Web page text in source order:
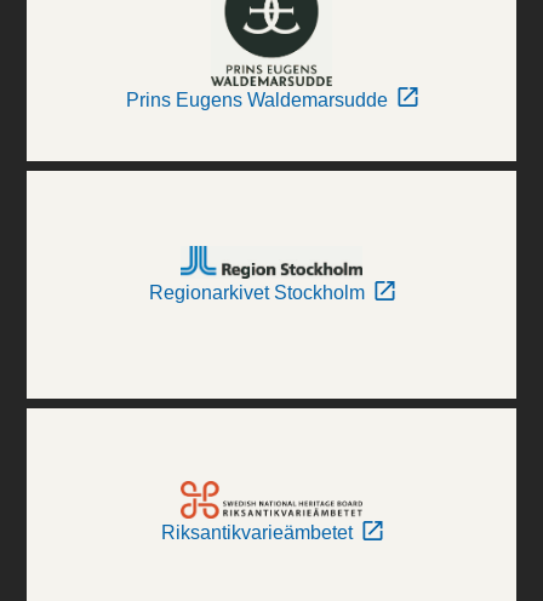
Prins Eugens Waldemarsudde
Regionarkivet Stockholm
Riksantikvarieämbetet